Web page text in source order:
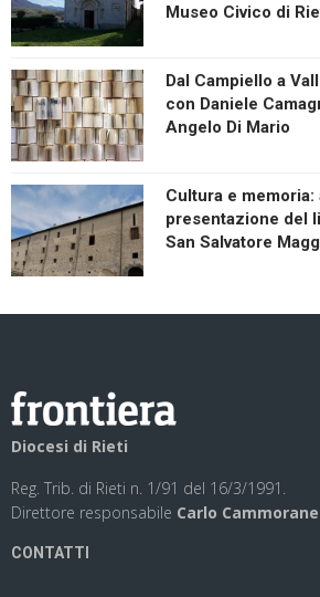
Museo Civico di
Dal Campiello a
con Daniele
Angelo Di Mario
Cultura e
presentazione del
San Salvatore
Diocesi di Rieti
Reg. Trib. di Rieti n. 1/91 del 16/3/1991.
Direttore responsabile Carlo
CONTATTI